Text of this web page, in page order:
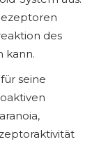
des
kann.
seine